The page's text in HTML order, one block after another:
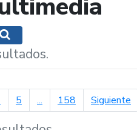
opciones de búsqueda
5 ... 158 Siguiente